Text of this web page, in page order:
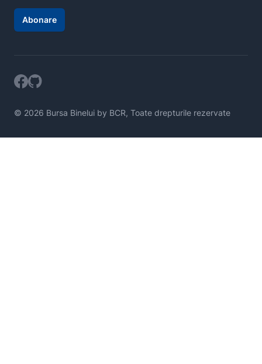
Abonare
© 2026 Bursa Binelui by BCR, Toate drepturile rezervate